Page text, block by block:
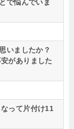
で悩んでいま
いましたか？
がありました
って片付け11